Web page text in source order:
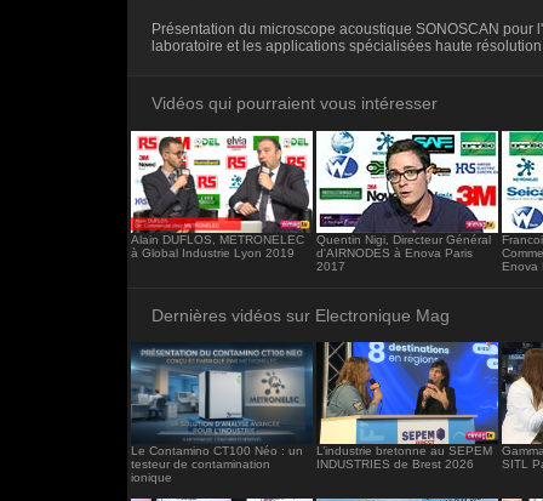
frameborder="0"></iframe>
Présentation du microscope acoustique SONOSCAN pour
laboratoire et les applications spécialisées haute
Vidéos qui pourraient vous intéresser
Alain DUFLOS, METRONELEC
à Global Industrie Lyon 2019
Quentin Nigi, Directeur Général
d'AIRNODES à Enova Paris
2017
Enova
Dernières vidéos sur Electronique Mag
Le Contamino CT100 Néo : un
testeur de contamination
ionique
L’industrie bretonne au SEPEM
INDUSTRIES de Brest 2026
SITL